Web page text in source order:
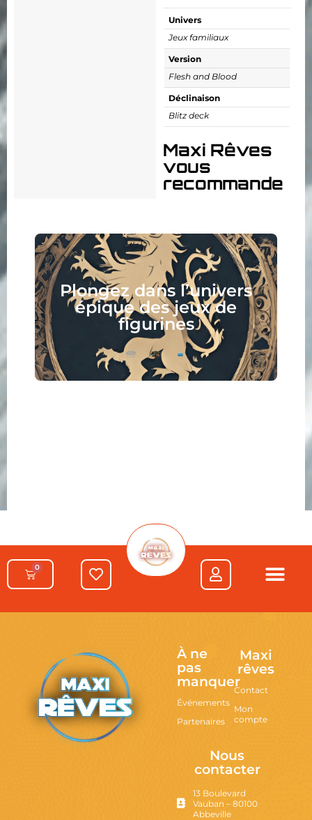
Univers
Jeux familiaux
Version
Flesh and Blood
Déclinaison
Blitz deck
Maxi Rêves
vous
recommande
Collectionnez, assemblez,
peignez, jouez, lisez :
votre nouveau hobby vous
attend !
0
À ne
pas
manquer
Événements
Partenaires
Maxi
rêves
Contact
Mon
compte
Nous
contacter
13 Boulevard
Vauban – 80100
Abbeville